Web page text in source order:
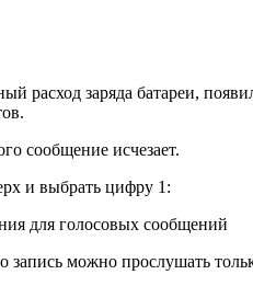
заряда батареи,
сообщение исчезает.
и выбрать цифру 1:
запись можно прослушать